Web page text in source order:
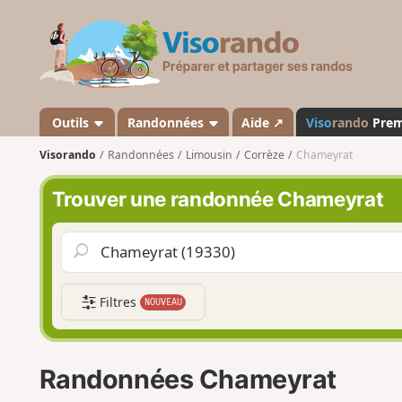
s
a
n
d
o
Outils Randonnées Aide ↗ Visorando
Visorando Randonnées Limousin Corrèze Chameyrat
Trouver une randonnée Chameyrat
Filtres NOUVEAU
Randonnées Chameyrat